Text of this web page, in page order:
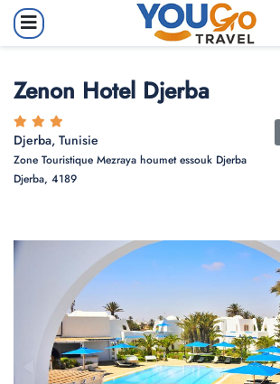
Zenon Hotel Djerba
Djerba, Tunisie
Zone Touristique Mezraya houmet essouk Djerba
Djerba, 4189